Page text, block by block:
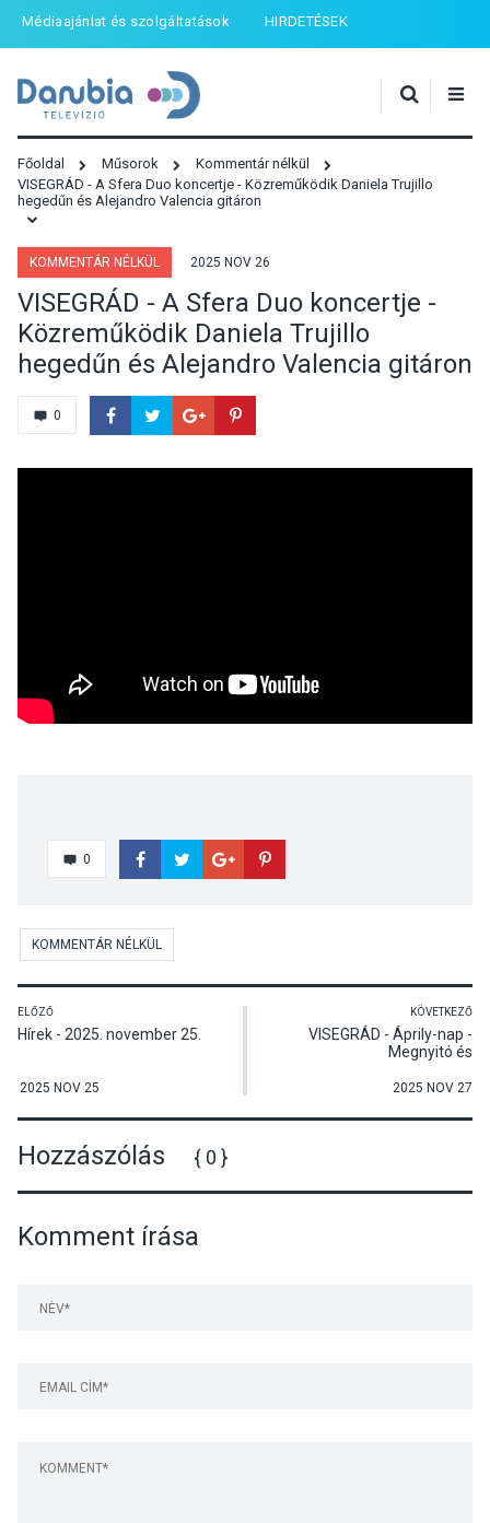
Médiaajánlat és szolgáltatások HIRDETÉSEK
Főoldal Műsorok
Kommentár nélkül
VISEGRÁD - A Sfera Duo koncertje - Közreműködik Daniela Trujillo
hegedűn és Alejandro Valencia gitáron
KOMMENTÁR NÉLKÜL 2025 NOV 26
VISEGRÁD - A Sfera Duo koncertje -
Közreműködik Daniela Trujillo
hegedűn és Alejandro Valencia gitáron
0
0
KOMMENTÁR NÉLKÜL
ELŐZŐ
Hírek - 2025. november 25.
2025 NOV 25
KÖVETKEZŐ
VISEGRÁD - Áprily-nap -
Megnyitó és
2025 NOV 27
Hozzászólás { 0 }
Komment írása